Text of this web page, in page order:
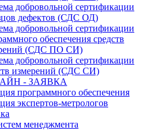
добровольной сертификации
дефектов (СДС ОД)
добровольной сертификации
обеспечения средств
(СДС ПО СИ)
добровольной сертификации
измерений (СДС СИ)
- ЗАЯВКА
программного обеспечения
экспертов-метрологов
менеджмента